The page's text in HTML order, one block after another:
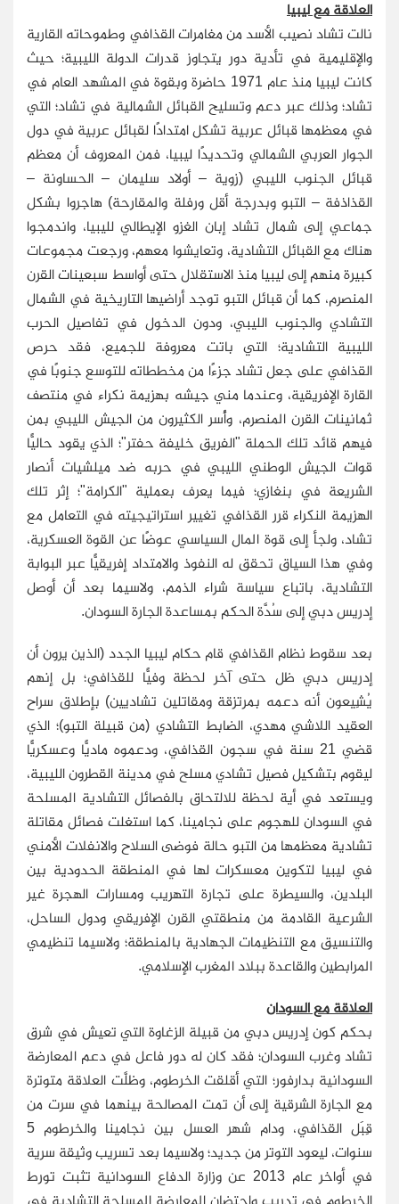
العلاقة مع ليبيا
نالت تشاد نصيب الأسد من مغامرات القذافي وطموحاته القارية
والإقليمية في تأدية دور يتجاوز قدرات الدولة الليبية؛ حيث
كانت ليبيا منذ عام 1971 حاضرة وبقوة في المشهد العام في
تشاد؛ وذلك عبر دعم وتسليح القبائل الشمالية في تشاد؛ التي
في معظمها قبائل عربية تشكل امتدادًا لقبائل عربية في دول
الجوار العربي الشمالي وتحديدًا ليبيا، فمن المعروف أن معظم
قبائل الجنوب الليبي (زوية – أولاد سليمان – الحساونة –
القذاذفة – التبو وبدرجة أقل ورفلة والمقارحة) هاجروا بشكل
جماعي إلى شمال تشاد إبان الغزو الإيطالي لليبيا، واندمجوا
هناك مع القبائل التشادية، وتعايشوا معهم، ورجعت مجموعات
كبيرة منهم إلى ليبيا منذ الاستقلال حتى أواسط سبعينات القرن
المنصرم، كما أن قبائل التبو توجد أراضيها التاريخية في الشمال
التشادي والجنوب الليبي، ودون الدخول في تفاصيل الحرب
الليبية التشادية؛ التي باتت معروفة للجميع، فقد حرص
القذافي على جعل تشاد جزءًا من مخططاته للتوسع جنوبًا في
القارة الإفريقية، وعندما مني جيشه بهزيمة نكراء في منتصف
ثمانينات القرن المنصرم، وأُسر الكثيرون من الجيش الليبي بمن
فيهم قائد تلك الحملة "الفريق خليفة حفتر"؛ الذي يقود حاليًّا
قوات الجيش الوطني الليبي في حربه ضد ميلشيات أنصار
الشريعة في بنغازي؛ فيما يعرف بعملية "الكرامة"؛ إثر تلك
الهزيمة النكراء قرر القذافي تغيير استراتيجيته في التعامل مع
تشاد، ولجأ إلى قوة المال السياسي عوضًا عن القوة العسكرية،
وفي هذا السياق تحقق له النفوذ والامتداد إفريقيًّا عبر البوابة
التشادية، باتباع سياسة شراء الذمم، ولاسيما بعد أن أوصل
إدريس دبي إلى سُدَّة الحكم بمساعدة الجارة السودان.
بعد سقوط نظام القذافي قام حكام ليبيا الجدد (الذين يرون أن
إدريس دبي ظل حتى آخر لحظة وفيًّا للقذافي؛ بل إنهم
يُشِيعون أنه دعمه بمرتزقة ومقاتلين تشاديين) بإطلاق سراح
العقيد اللاشي مهدي، الضابط التشادي (من قبيلة التبو)؛ الذي
قضي 21 سنة في سجون القذافي، ودعموه ماديًّا وعسكريًّا
ليقوم بتشكيل فصيل تشادي مسلح في مدينة القطرون الليبية،
ويستعد في أية لحظة للالتحاق بالفصائل التشادية المسلحة
في السودان للهجوم على نجامينا، كما استغلت فصائل مقاتلة
تشادية معظمها من التبو حالة فوضى السلاح والانفلات الأمني
في ليبيا لتكوين معسكرات لها في المنطقة الحدودية بين
البلدين، والسيطرة على تجارة التهريب ومسارات الهجرة غير
الشرعية القادمة من منطقتي القرن الإفريقي ودول الساحل،
والتنسيق مع التنظيمات الجهادية بالمنطقة؛ ولاسيما تنظيمي
المرابطين والقاعدة ببلاد المغرب الإسلامي.
العلاقة مع السودان
بحكم كون إدريس دبي من قبيلة الزغاوة التي تعيش في شرق
تشاد وغرب السودان؛ فقد كان له دور فاعل في دعم المعارضة
السودانية بدارفور؛ التي أقلقت الخرطوم، وظلَّت العلاقة متوترة
مع الجارة الشرقية إلى أن تمت المصالحة بينهما في سرت من
قِبَل القذافي، ودام شهر العسل بين نجامينا والخرطوم 5
سنوات، ليعود التوتر من جديد؛ ولاسيما بعد تسريب وثيقة سرية
في أواخر عام 2013 عن وزارة الدفاع السودانية تثبت تورط
الخرطوم في تدريب واحتضان المعارضة المسلحة التشادية في